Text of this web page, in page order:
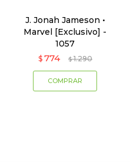
J. Jonah Jameson •
Marvel [Exclusivo] -
1057
$ 774 $ 1.290